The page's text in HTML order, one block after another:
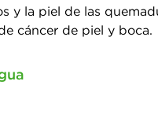
y la piel de las
cáncer de piel y boca.